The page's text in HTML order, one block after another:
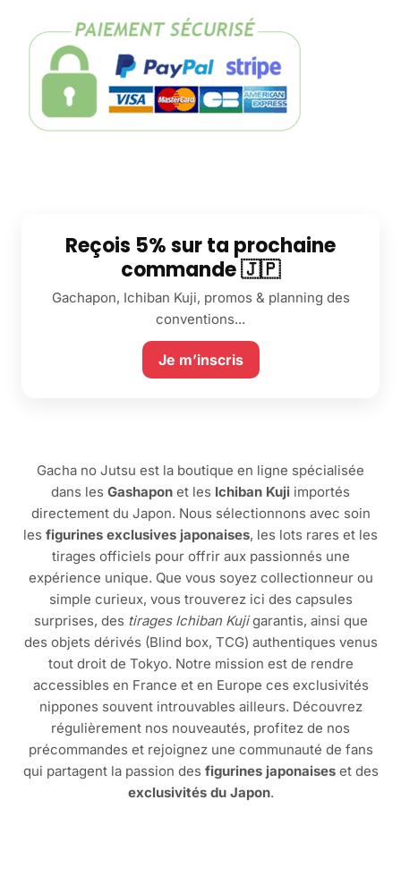
Reçois 5% sur ta prochaine
commande 🇯🇵
Gachapon, Ichiban Kuji, promos & planning des
conventions...
Je m’inscris
Gacha no Jutsu est la boutique en ligne spécialisée
dans les Gashapon et les Ichiban Kuji importés
directement du Japon. Nous sélectionnons avec soin
les figurines exclusives japonaises, les lots rares et les
tirages officiels pour offrir aux passionnés une
expérience unique. Que vous soyez collectionneur ou
simple curieux, vous trouverez ici des capsules
surprises, des tirages Ichiban Kujigarantis, ainsi que
des objets dérivés (Blind box, TCG) authentiques venus
tout droit de Tokyo. Notre mission est de rendre
accessibles en France et en Europe ces exclusivités
nippones souvent introuvables ailleurs. Découvrez
régulièrement nos nouveautés, profitez de nos
précommandes et rejoignez une communauté de fans
qui partagent la passion des figurines japonaiseset des
exclusivités du Japon.